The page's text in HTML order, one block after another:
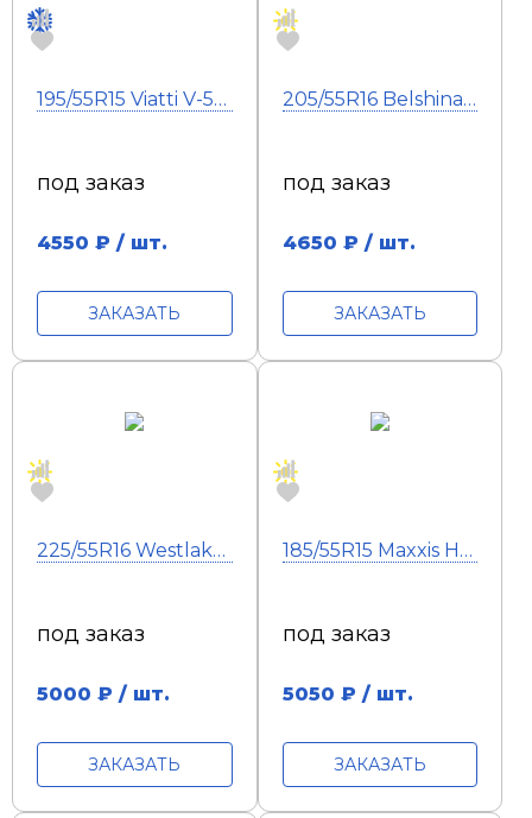
195/55R15 Viatti V-521 Brina 85T НКШ
под заказ
4550 ₽ / шт.
ЗАКАЗАТЬ
205/55R16 Belshina Artmotion BEL-262 91H
под заказ
4650 ₽ / шт.
ЗАКАЗАТЬ
225/55R16 Westlake Zuper Eco Z-108 95V
под заказ
5000 ₽ / шт.
ЗАКАЗАТЬ
185/55R15 Maxxis HP6 Premitra XL 86V
под заказ
5050 ₽ / шт.
ЗАКАЗАТЬ